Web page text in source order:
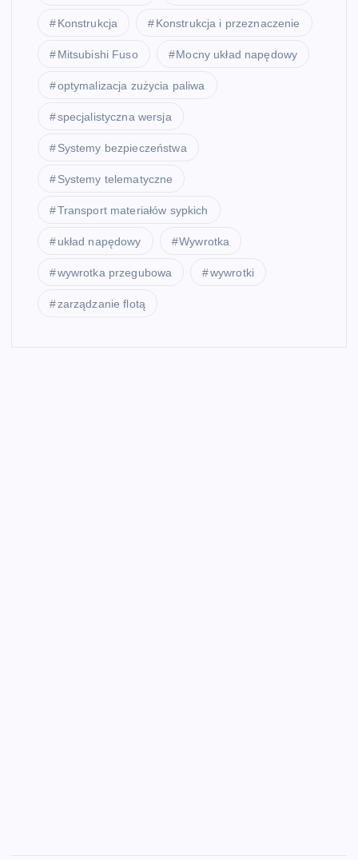
Konstrukcja Konstrukcja i przeznaczenie
Mitsubishi Fuso Mocny układ napędowy
optymalizacja zużycia paliwa
specjalistyczna wersja
Systemy bezpieczeństwa
Systemy telematyczne
Transport materiałów sypkich
układ napędowy Wywrotka
wywrotka przegubowa wywrotki
zarządzanie flotą